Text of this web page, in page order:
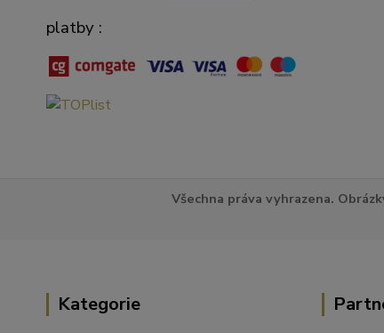
platby :
Všechna práva vyhrazena.
Kategorie